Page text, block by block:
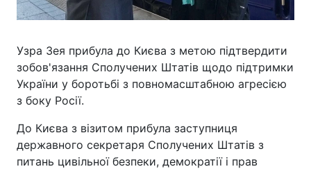
Узра Зея прибула до Києва з метою підтвердити
зобов'язання Сполучених Штатів щодо підтримки
України у боротьбі з повномасштабною агресією
з боку Росії.
До Києва з візитом прибула заступниця
державного секретаря Сполучених Штатів з
питань цивільної безпеки, демократії і прав